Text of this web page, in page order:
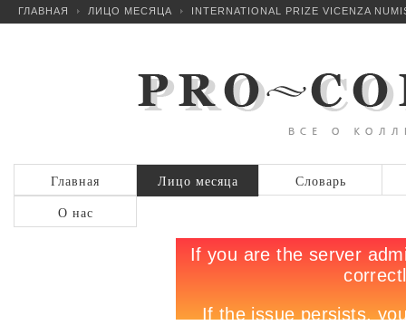
ГЛАВНАЯ ЛИЦО МЕСЯЦА INTERNATIONAL PRIZE VICENZA
Главная Лицо месяца
Словарь
О нас